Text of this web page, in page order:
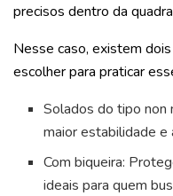
precisos dentro da
Nesse caso, existem
escolher para praticar
Solados do tipo non
maior estabilidade e
Com biqueira:
ideais para quem